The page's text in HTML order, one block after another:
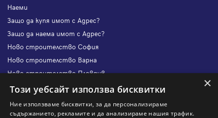
Наеми
Защо да купя имот с Адрес?
Защо да наема имот с Адрес?
Ново строителство София
Ново строителство Варна
Ново строителство Пловдив
Ново строителство Бургас
Защо да отдам имот с Адрес?
×
Този уебсайт използва бисквитки
Ние използваме бисквитки, за да персонализираме
съдържанието, рекламите и да анализираме нашия трафик.